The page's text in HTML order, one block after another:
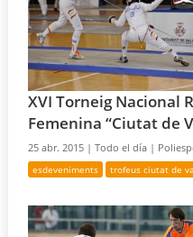
XVI Torneig Nacional
Femenina “Ciutat de
25 abr. 2015 |Todo el día |
esdeveniments trofeus ciutat de